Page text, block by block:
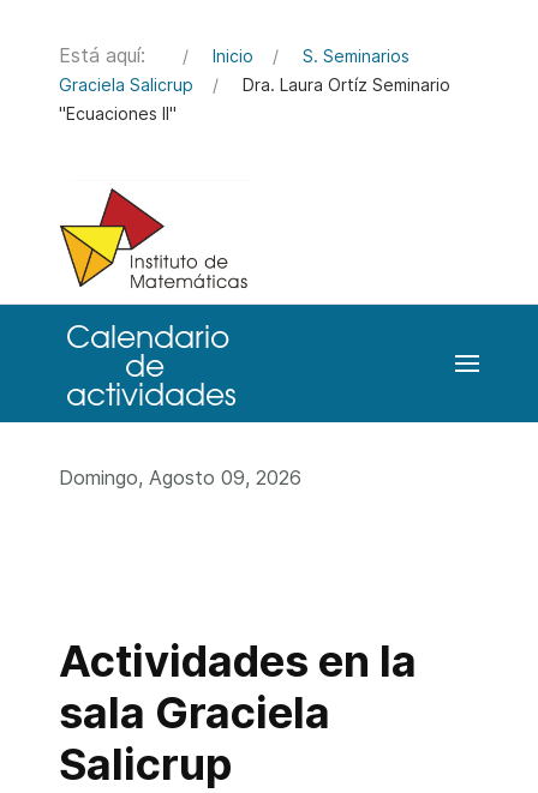
Está aquí: Inicio
S. Seminarios
Graciela Salicrup
Dra. Laura Ortíz Seminario
"Ecuaciones II"
Domingo, Agosto 09, 2026
Actividades en la
sala Graciela
Salicrup